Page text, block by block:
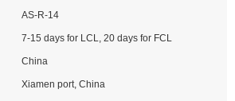
AS-R-14
7-15 days for LCL, 20 days for FCL
China
Xiamen port, China